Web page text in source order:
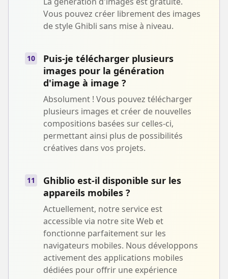
Vous pouvez créer librement des images
de style Ghibli sans mise à niveau.
10
Puis-je télécharger plusieurs
images pour la génération
d'image à image ?
Absolument ! Vous pouvez télécharger
plusieurs images et créer de nouvelles
compositions basées sur celles-ci,
permettant ainsi plus de possibilités
créatives dans vos projets.
11
Ghiblio est-il disponible sur les
appareils mobiles ?
Actuellement, notre service est
accessible via notre site Web et
fonctionne parfaitement sur les
navigateurs mobiles. Nous développons
activement des applications mobiles
dédiées pour offrir une expérience